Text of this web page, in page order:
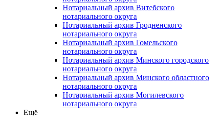
Нотариальный архив Витебского
нотариального округа
Нотариальный архив Гродненского
нотариального округа
Нотариальный архив Гомельского
нотариального округа
Нотариальный архив Минского городского
нотариального округа
Нотариальный архив Минского областного
нотариального округа
Нотариальный архив Могилевского
нотариального округа
Ещё